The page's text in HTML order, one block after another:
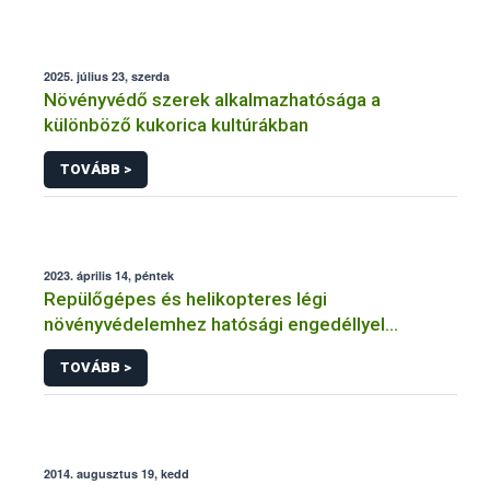
2025. július 23, szerda
Növényvédő szerek alkalmazhatósága a
különböző kukorica kultúrákban
TOVÁBB >
2023. április 14, péntek
Repülőgépes és helikopteres légi
növényvédelemhez hatósági engedéllyel
rendelkező szervezetek
TOVÁBB >
2014. augusztus 19, kedd